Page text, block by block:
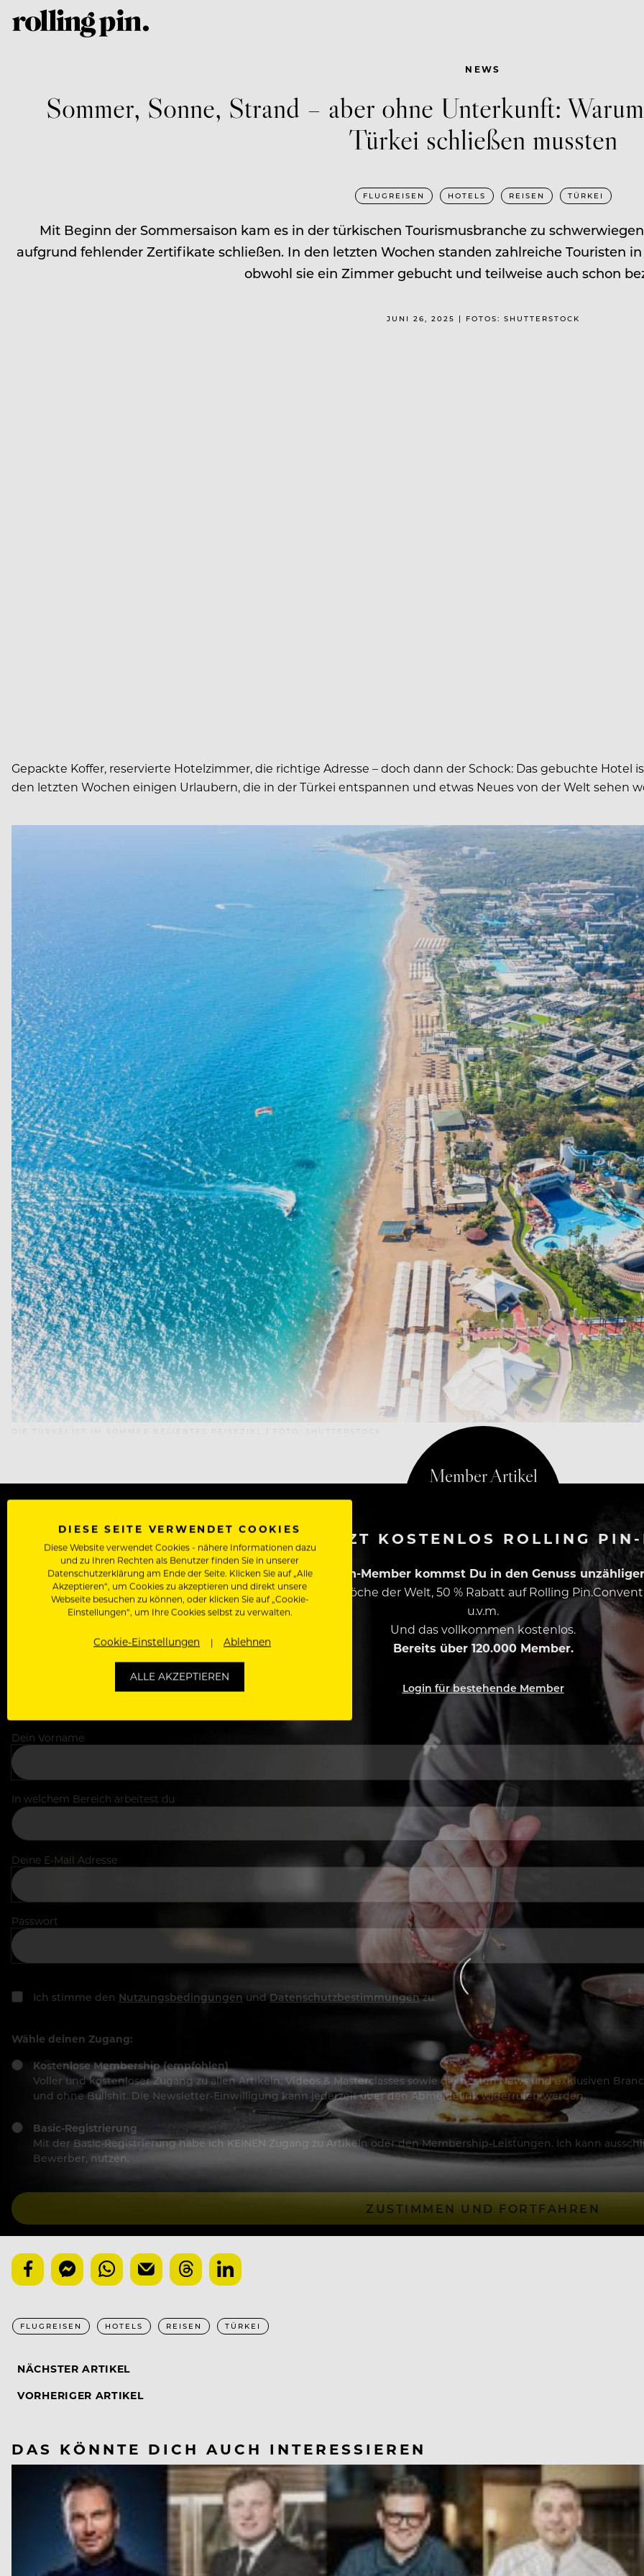
NEWS
Sommer, Sonne, Strand – aber ohne Unterkunft:
Türkei schließen mussten
FLUGREISEN HOTELS REISEN TÜRKEI
Mit Beginn der Sommersaison kam es in der türkischen Tourismusbranche zu
aufgrund fehlender Zertifikate schließen. In den letzten Wochen standen zahlreiche Touristen
obwohl sie ein Zimmer gebucht und teilweise auch schon
JUNI 26, 2025 | FOTOS: SHUTTERSTOCK
Gepackte Koffer, reservierte Hotelzimmer, die richtige Adresse – doch dann der Schock: Das gebuchte Hotel
den letzten Wochen einigen Urlaubern, die in der Türkei entspannen und etwas Neues von der Welt sehen
WERDE JETZT KOSTENLOS ROLLING
Als Rolling Pin-Member kommst Du in den Genuss
Zugriff auf alle Artikel, Videos & Masterclasses der besten Köche der Welt, 50 % Rabatt auf Rolling
u.v.m.
Und das vollkommen kostenlos.
Bereits über 120.000 Member.
Login für bestehende Member
Dein Vorname
In welchem Bereich arbeitest du
Deine E-Mail Adresse
Passwort
Ich stimme den Nutzungsbedingungen und Datenschutzbestimmungenzu.
Wähle deinen Zugang:
Kostenlose Membership (empfohlen)
Voller und kostenloser Zugang zu allen Artikeln, Videos & Masterclasses sowie die besten News und exklusiven
und ohne Bullshit. Die Newsletter-Einwilligung kann jederzeit über den Abmeldelink widerrufen werden.
Basic-Registrierung
Mit der Basic-Registrierung habe ich KEINEN Zugang zu Artikeln oder den Membership-Leistungen. Ich kann
Bewerber, nutzen.
ZUSTIMMEN UND FORTFAHREN
FLUGREISEN HOTELS REISEN TÜRKEI
NÄCHSTER ARTIKEL
VORHERIGER ARTIKEL
DAS KÖNNTE DICH AUCH INTERESSIEREN
DIESE SEITE VERWENDET COOKIES
Diese Website verwendet Cookies - nähere Informationen dazu
und zu Ihren Rechten als Benutzer finden Sie in unserer
Datenschutzerklärung am Ende der Seite. Klicken Sie auf „Alle
Akzeptieren“, um Cookies zu akzeptieren und direkt unsere
Webseite besuchen zu können, oder klicken Sie auf „Cookie-
Einstellungen“, um Ihre Cookies selbst zu verwalten.
Cookie-Einstellungen Ablehnen
ALLE AKZEPTIEREN